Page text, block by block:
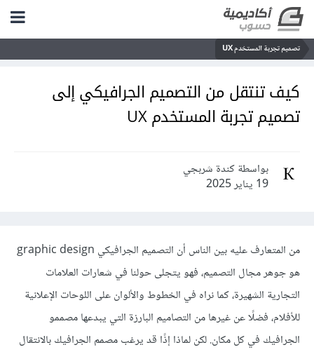
تصميم تجربة المستخدم UX
كيف تنتقل من التصميم الجرافيكي إلى
تصميم تجربة المستخدم UX
بواسطة كندة شربجي
19 يناير 2025
من المتعارف عليه بين الناس أن التصميم الجرافيكي graphic design
هو جوهر مجال التصميم، فهو يتجلى حولنا في شعارات العلامات
التجارية الشهيرة، كما نراه في الخطوط والألوان على اللوحات الإعلانية
للأفلام، فضلًا عن غيرها من التصاميم البارزة التي يبدعها مصممو
الجرافيك في كل مكان. لكن لماذا إذًا قد يرغب مصمم الجرافيك بالانتقال